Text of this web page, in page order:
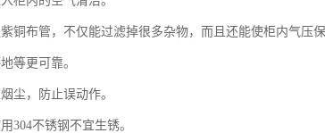
铜布管，不仅能过滤掉很多杂物，而且还能使柜内气压
等更可靠。
尘，防止误动作。
304不锈钢不宜生锈。